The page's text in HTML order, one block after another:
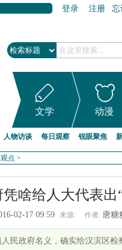
登录 注册 忘
文学 动漫
人物访谈 每日观察 锐眼聚焦
点 >
啥给人大代表出
02-17 09:59 来源: 作者: 唐
民政府名义，确实给汉滨区